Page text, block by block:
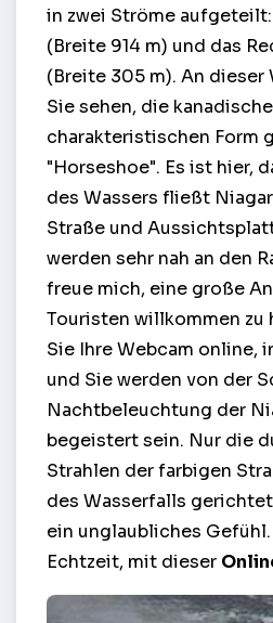
in zwei Ströme
(Breite 914 m) und das
(Breite 305 m). An dieser
Sie sehen, die
charakteristischen Form
"Horseshoe". Es ist hier,
des Wassers fließt
Straße und
werden sehr nah an den
freue mich, eine große
Touristen willkommen zu
Sie Ihre Webcam online,
und Sie werden von der
Nachtbeleuchtung der
begeistert sein. Nur die
Strahlen der farbigen
des Wasserfalls
ein unglaubliches Gefühl.
Echtzeit, mit dieser